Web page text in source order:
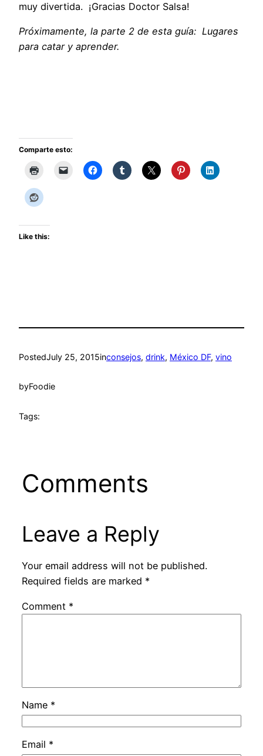
muy divertida. ¡Gracias Doctor Salsa!
Próximamente, la parte 2 de esta guía: Lugares
para catar y aprender.
Comparte esto:
Like this:
PostedJuly 25, 2015inconsejos, drink, México DF, vino
byFoodie
Tags:
Comments
Leave a Reply
Your email address will not be published.
Required fields are marked *
Comment *
Name *
Email *